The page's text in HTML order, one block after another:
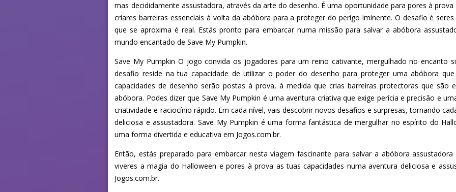
mas decididamente assustadora, através da arte do desenho. É uma oportunidade para pores à
criares barreiras essenciais à volta da abóbora para a proteger do perigo iminente. O desafio é
que se aproxima é real. Estás pronto para embarcar numa missão para salvar a abóbora
mundo encantado de Save My Pumpkin.
Save My Pumpkin O jogo convida os jogadores para um reino cativante, mergulhado no encanto
desafio reside na tua capacidade de utilizar o poder do desenho para proteger uma abóbora
capacidades de desenho serão postas à prova, à medida que crias barreiras protectoras que são
abóbora. Podes dizer que Save My Pumpkin é uma aventura criativa que exige perícia e precisão e
criatividade e raciocínio rápido. Em cada nível, vais descobrir novos desafios e surpresas, tornando
deliciosa e assustadora. Save My Pumpkin é uma forma fantástica de mergulhar no espírito do
uma forma divertida e educativa em Jogos.com.br.
Então, estás preparado para embarcar nesta viagem fascinante para salvar a abóbora
viveres a magia do Halloween e pores à prova as tuas capacidades numa aventura deliciosa e
Jogos.com.br.